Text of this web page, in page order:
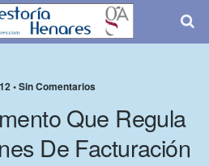
• Sin Comentarios
Que Regula
De Facturación